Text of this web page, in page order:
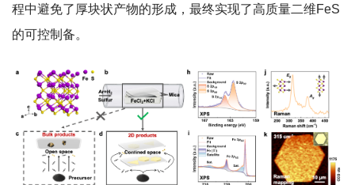
程中避免了厚块状产物的形成，最终实现了高质量二维FeS
的可控制备。